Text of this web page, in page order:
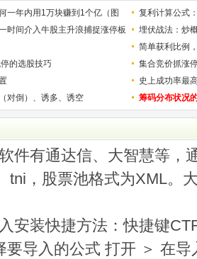
一年内用1万块赚到1个亿（图
复利计算公式
少？
间介入牛股主升浪捕捉涨停板
埋伏战法：炒
简单获利比例
用
的选股技巧
集合竞价抓涨
史上成功率最
称选股法宝！
对倒）、诱多、诱空 筹码分布状况
件有通达信、大智慧等，
tni，股票池格式为XML。
安装快捷方法：快捷键
要导入的公式 打开 ＞ 在